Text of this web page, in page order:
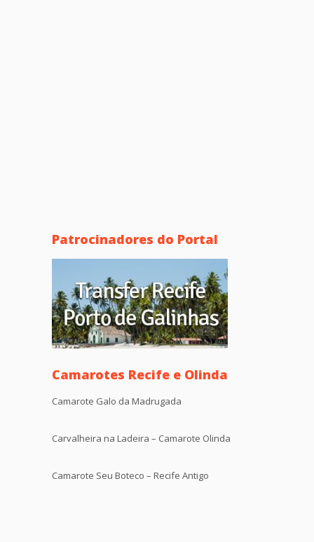
Patrocinadores do Portal
Camarotes Recife e Olinda
Camarote Galo da Madrugada
Carvalheira na Ladeira – Camarote Olinda
Camarote Seu Boteco – Recife Antigo